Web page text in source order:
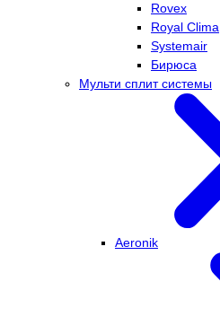
Rovex
Royal Clima
Systemair
Бирюса
Мульти сплит системы
Aeronik